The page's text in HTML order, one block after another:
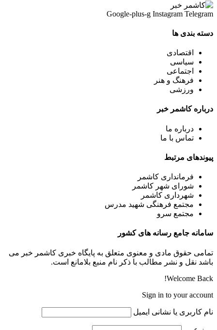
Google-plus-g Instagram Telegram
دسته بندی ها
اقتصادی
سیاسی
اجتماعی
فرهنگ و هنر
ورزشی
درباره کاشمر خبر
درباره ما
تماس با ما
پیوندهای مرتبط
فرمانداری کاشمر
شورای شهر کاشمر
شهرداری کاشمر
مجتمع فرهنگی شهید مدرس
مجتمع سرو
سامانه جامع رسانه های کشور
تمامی حقوق مادی و معنوی متعلق به پایگاه خبری کاشمر خبر می
باشد نقل و نشر مطالب با ذکر نام منبع بلامانع است.
Welcome Back!
Sign in to your account
نام کاربری یا نشانی ایمیل